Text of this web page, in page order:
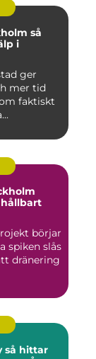
så
i
ger
mer tid
faktiskt
börjar
spiken slås
dränering